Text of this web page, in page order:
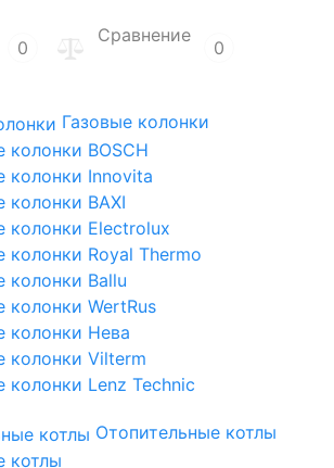
0
Сравнение
0
Газовые колонки
колонки BOSCH
колонки Innovita
колонки BAXI
колонки Electrolux
колонки Royal Thermo
колонки Ballu
колонки WertRus
колонки Нева
колонки Vilterm
колонки Lenz Technic
Отопительные котлы
котлы